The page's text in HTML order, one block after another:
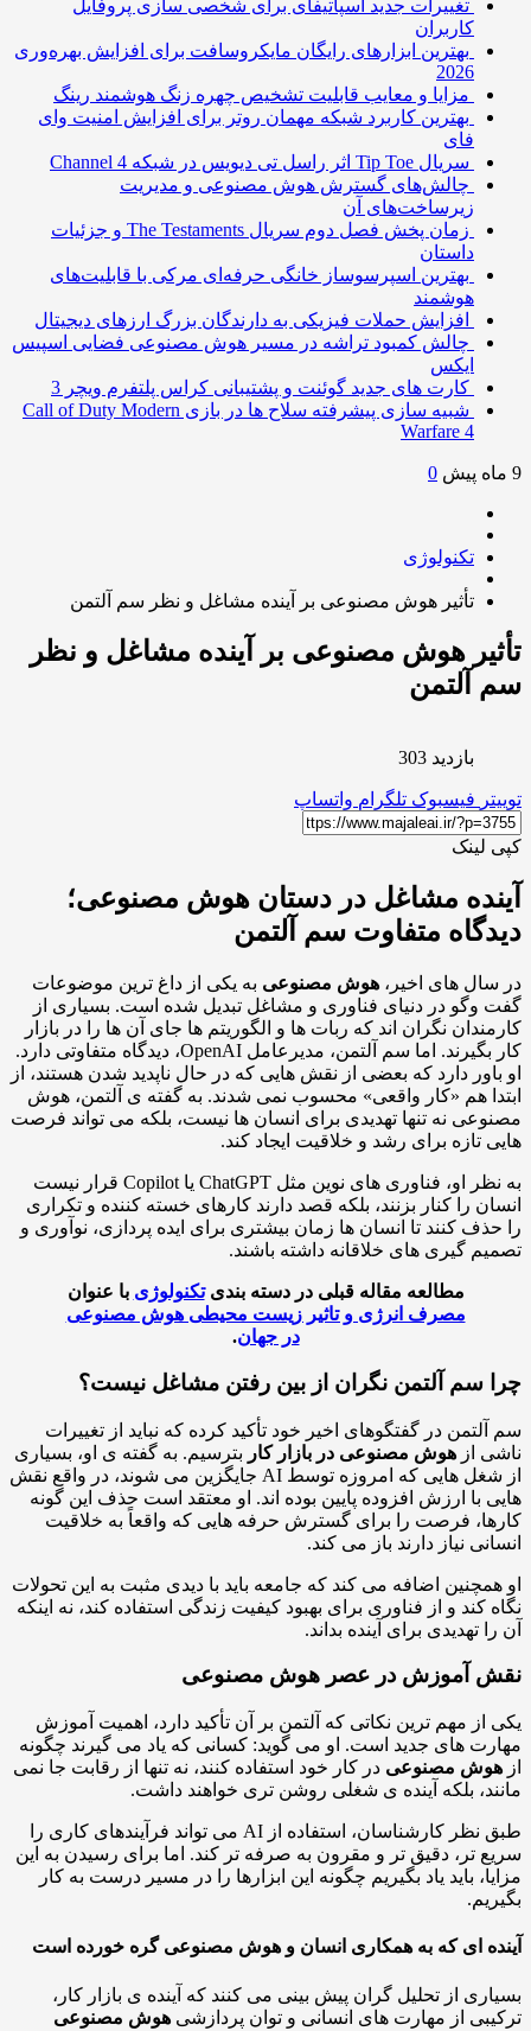
تغییرات جدید اسپاتیفای برای شخصی سازی پروفایل
کاربران
بهترین ابزارهای رایگان مایکروسافت برای افزایش بهره‌وری
مزایا و معایب قابلیت تشخیص چهره زنگ هوشمند رینگ
بهترین کاربرد شبکه مهمان روتر برای افزایش امنیت وای
سریال Tip Toe اثر راسل تی دیویس در شبکه Channel 4
چالش‌های گسترش هوش مصنوعی و مدیریت
زیرساخت‌های آن
زمان پخش فصل دوم سریال The Testaments و جزئیات
داستان
بهترین اسپرسوساز خانگی حرفه‌ای مرکی با قابلیت‌های
هوشمند
افزایش حملات فیزیکی به دارندگان بزرگ ارزهای دیجیتال
چالش کمبود تراشه در مسیر هوش مصنوعی فضایی اسپیس
کارت های جدید گوئنت و پشتیبانی کراس پلتفرم ویچر 3
شبیه سازی پیشرفته سلاح ها در بازی Call of Duty Modern
Warfare 4
0
تکنولوژی
تأثیر هوش مصنوعی بر آینده مشاغل و نظر سم آلتمن
هوش مصنوعی بر آینده مشاغل و نظر
آلتمن
بازدید 303
فیسبوک تلگرام واتساپ
مشاغل در دستان هوش مصنوعی؛
متفاوت سم آلتمن
های اخیر، هوش مصنوعیبه یکی از داغ ترین موضوعات
وگو در دنیای فناوری و مشاغل تبدیل شده است. بسیاری از
نگران اند که ربات ها و الگوریتم ها جای آن ها را در بازار
کار بگیرند. اما سم آلتمن، مدیرعامل OpenAI، دیدگاه متفاوتی دارد.
دارد که بعضی از نقش هایی که در حال ناپدید شدن هستند، از
هم «کار واقعی» محسوب نمی شدند. به گفته ی آلتمن، هوش
نه تنها تهدیدی برای انسان ها نیست، بلکه می تواند فرصت
تازه برای رشد و خلاقیت ایجاد کند.
به نظر او، فناوری های نوین مثل ChatGPT یا Copilot قرار نیست
را کنار بزنند، بلکه قصد دارند کارهای خسته کننده و تکراری
کنند تا انسان ها زمان بیشتری برای ایده پردازی، نوآوری و
گیری های خلاقانه داشته باشند.
مطالعه مقاله قبلی در دسته بندیتکنولوژیبا عنوان
مصرف انرژی و تاثیر زیست محیطی هوش مصنوعی
در جهان.
سم آلتمن نگران از بین رفتن مشاغل نیست؟
در گفتگوهای اخیر خود تأکید کرده که نباید از تغییرات
ازهوش مصنوعی در بازار کاربترسیم. به گفته ی او، بسیاری
از شغل هایی که امروزه توسط AI جایگزین می شوند، در واقع نقش
با ارزش افزوده پایین بوده اند. او معتقد است حذف این گونه
فرصت را برای گسترش حرفه هایی که واقعاً به خلاقیت
نیاز دارند باز می کند.
اضافه می کند که جامعه باید با دیدی مثبت به این تحولات
کند و از فناوری برای بهبود کیفیت زندگی استفاده کند، نه اینکه
تهدیدی برای آینده بداند.
آموزش در عصر هوش مصنوعی
مهم ترین نکاتی که آلتمن بر آن تأکید دارد، اهمیت آموزش
های جدید است. او می گوید: کسانی که یاد می گیرند چگونه
مصنوعیدر کار خود استفاده کنند، نه تنها از رقابت جا نمی
بلکه آینده ی شغلی روشن تری خواهند داشت.
طبق نظر کارشناسان، استفاده از AI می تواند فرآیندهای کاری را
تر، دقیق تر و مقرون به صرفه تر کند. اما برای رسیدن به این
باید یاد بگیریم چگونه این ابزارها را در مسیر درست به کار
ای که به همکاری انسان و هوش مصنوعی گره خورده است
از تحلیل گران پیش بینی می کنند که آینده ی بازار کار،
از مهارت های انسانی و توان پردازشی هوش مصنوعی